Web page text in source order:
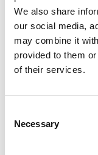
We also share
our social media,
may combine it
provided to them
of their services.
Selection
Necessary